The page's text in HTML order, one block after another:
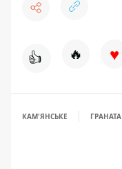
👍 🔥 ♥
КАМ'ЯНСЬКЕ ГРАНАТА